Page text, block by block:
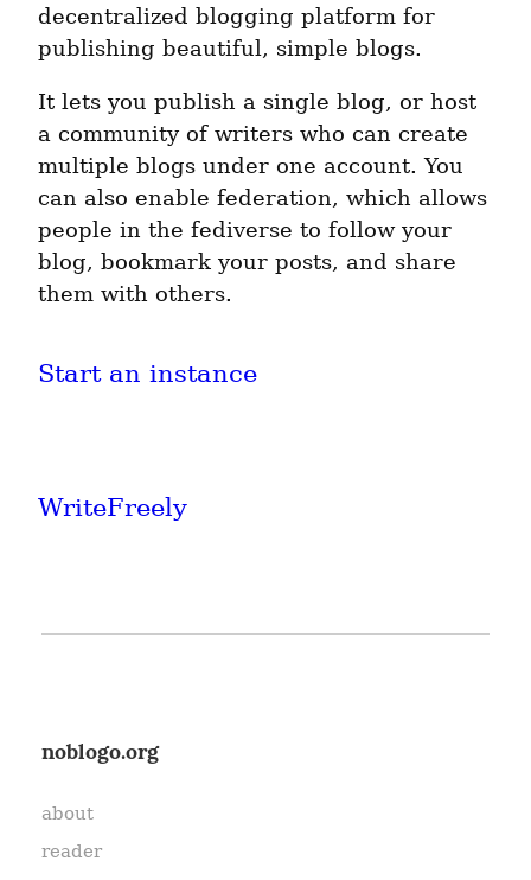
decentralized blogging platform for
publishing beautiful, simple blogs.
It lets you publish a single blog, or host
a community of writers who can create
multiple blogs under one account. You
can also enable federation, which allows
people in the fediverse to follow your
blog, bookmark your posts, and share
them with others.
Start an instance
WriteFreely
noblogo.org
about
reader